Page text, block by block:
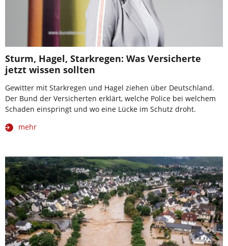
Sturm, Hagel, Starkregen: Was Versicherte
jetzt wissen sollten
Gewitter mit Starkregen und Hagel ziehen über Deutschland.
Der Bund der Versicherten erklärt, welche Police bei welchem
Schaden einspringt und wo eine Lücke im Schutz droht.
mehr